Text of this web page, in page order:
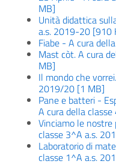
MB]
Unità didattica
a.s. 2019-20 [910
Fiabe - A cura
Mast còt. A cura
MB]
Il mondo che
2019/20 [1 MB]
Pane e batteri -
A cura della
Vinciamo le
classe 3^A a.s.
Laboratorio di
classe 1^A a.s.